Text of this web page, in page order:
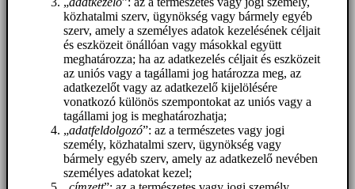
közhatalmi szerv, ügynökség vagy bármely egyéb
szerv, amely a személyes adatok kezelésének céljait
és eszközeit önállóan vagy másokkal együtt
meghatározza; ha az adatkezelés céljait és eszközeit
az uniós vagy a tagállami jog határozza meg, az
adatkezelőt vagy az adatkezelő kijelölésére
vonatkozó különös szempontokat az uniós vagy a
tagállami jog is meghatározhatja;
„adatfeldolgozó”: az a természetes vagy jogi
személy, közhatalmi szerv, ügynökség vagy
bármely egyéb szerv, amely az adatkezelő nevében
személyes adatokat kezel;